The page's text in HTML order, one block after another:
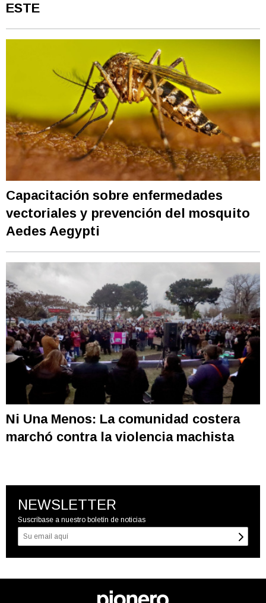
ESTE
Capacitación sobre enfermedades
vectoriales y prevención del mosquito
Aedes Aegypti
Ni Una Menos: La comunidad costera
marchó contra la violencia machista
NEWSLETTER
Suscríbase a nuestro boletín de noticias